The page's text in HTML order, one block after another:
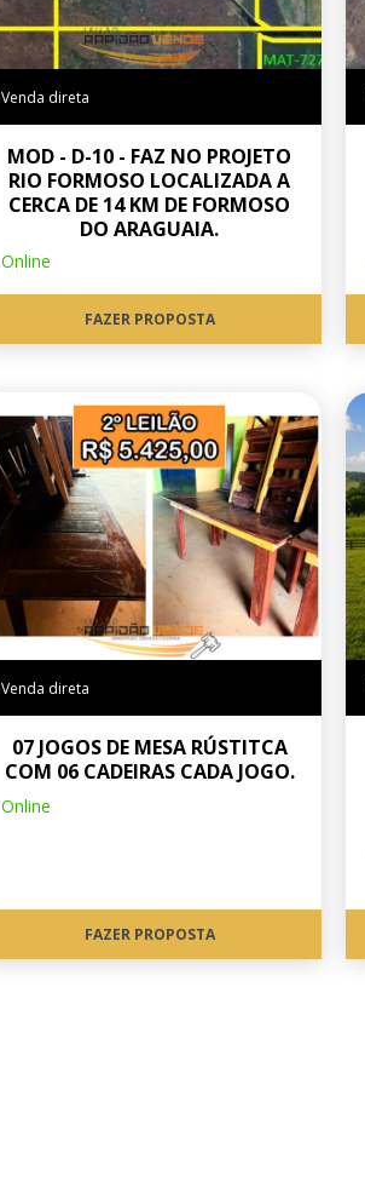
Venda direta
MOD - D-10 - FAZ NO PROJETO
RIO FORMOSO LOCALIZADA A
CERCA DE 14 KM DE FORMOSO
DO ARAGUAIA.
Online
FAZER PROPOSTA
Venda direta
07 JOGOS DE MESA RÚSTITCA
COM 06 CADEIRAS CADA JOGO.
Online
FAZER PROPOSTA